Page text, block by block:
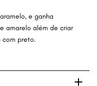
e ganha
amarelo além de criar
com preto.